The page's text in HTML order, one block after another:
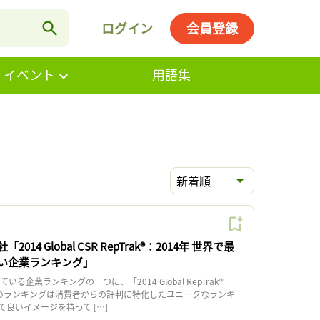
ログイン 会員登録
ベント 用語集
新着順
「2014 Global CSR RepTrak®：2014年 世界で最
企業ランキング」
いる企業ランキングの一つに、「2014 Global RepTrak®
ンキングは消費者からの評判に特化したユニークなランキ
良いイメージを持って […]